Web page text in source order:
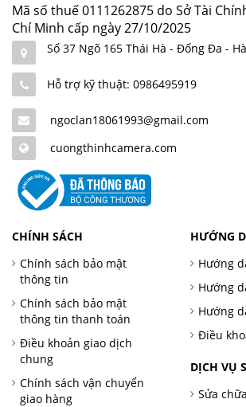
Mã số thuế 0111262875 do Sở Tài
Chí Minh cấp ngày 27/10/2025
Số 37 Ngõ 165 Thái Hà - Đống Đa -
Hỗ trợ kỹ thuật: 0986495919
ngoclan18061993@gmail.com
cuongthinhcamera.com
CHÍNH SÁCH
Chính sách bảo mật
thông tin
Chính sách bảo mật
thông tin thanh toán
Điều khoản giao dịch
chung
Chính sách vận chuyển
giao hàng
HƯỚNG
Hướng
Hướng
Hướng
Điều
DỊCH VỤ
Sửa